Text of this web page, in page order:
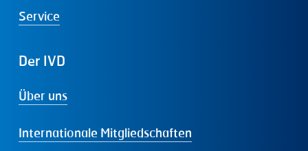
Service
Der IVD
Über uns
Internationale Mitgliedschaften